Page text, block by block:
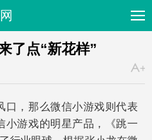
了点“新花样”
口，那么微信小游戏则代表
小游戏的明星产品，《跳一